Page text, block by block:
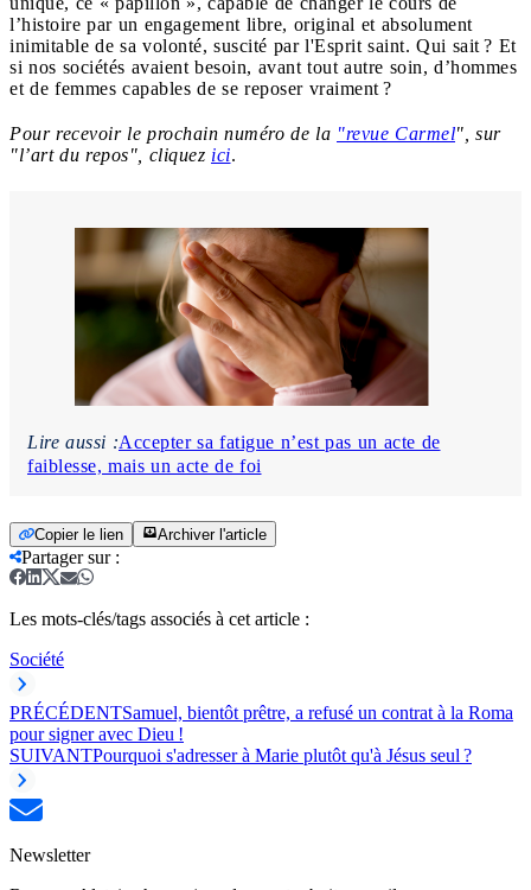
l’histoire par un engagement libre, original et absolument
inimitable de sa volonté, suscité par l'Esprit saint. Qui sait ? Et
si nos sociétés avaient besoin, avant tout autre soin, d’hommes
et de femmes capables de se reposer vraiment ?
Pour recevoir le prochain numéro de la "revue Carmel", sur
"l’art du repos", cliquez ici.
Lire aussi :Accepter sa fatigue n’est pas un acte de
faiblesse, mais un acte de foi
Copier le lien Archiver l'article
Partager sur:
Les mots-clés/tags associés à cet article :
Société
PRÉCÉDENTSamuel, bientôt prêtre, a refusé un contrat à la Roma
pour signer avec Dieu !
SUIVANTPourquoi s'adresser à Marie plutôt qu'à Jésus seul ?
Newsletter